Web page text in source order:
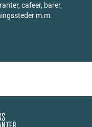
cafeer, barer,
m.m.